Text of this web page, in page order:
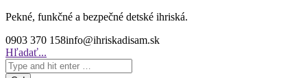
Skip
content
Pekné, funkčné a bezpečné detské ihriská.
0903 370 158info@ihriskadisam.sk
Search:
Hľadať...